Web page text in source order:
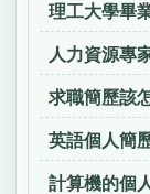
理工大學畢
人力資源專
求職簡歷該
英語個人簡
計算機的個